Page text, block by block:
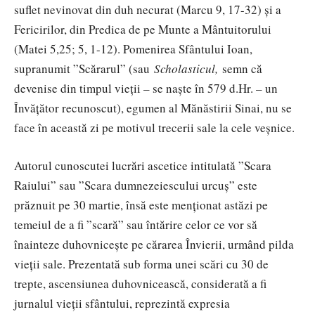
suflet nevinovat din duh necurat (Marcu 9, 17-32) și a
Fericirilor, din Predica de pe Munte a Mântuitorului
(Matei 5,25; 5, 1-12). Pomenirea Sfântului Ioan,
supranumit ”Scărarul” (sau Scholasticul, semn că
devenise din timpul vieții – se naște în 579 d.Hr. – un
Învățător recunoscut), egumen al Mănăstirii Sinai, nu se
face în această zi pe motivul trecerii sale la cele veșnice.
Autorul cunoscutei lucrări ascetice intitulată ”Scara
Raiului” sau ”Scara dumnezeiescului urcuș” este
prăznuit pe 30 martie, însă este menționat astăzi pe
temeiul de a fi ”scară” sau întărire celor ce vor să
înainteze duhovnicește pe cărarea Învierii, urmând pilda
vieții sale. Prezentată sub forma unei scări cu 30 de
trepte, ascensiunea duhovnicească,considerată a fi
jurnalul vieţii sfântului,reprezintă expresia